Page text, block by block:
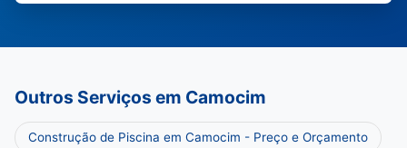
Outros Serviços em Camocim
Construção de Piscina em Camocim - Preço e Orçamento